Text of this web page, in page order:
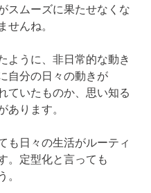
スムーズに果たせなくな
せんね。
ように、非日常的な動き
自分の日々の動きが
ていたものか、思い知る
あります。
も日々の生活がルーティ
。定型化と言っても
。